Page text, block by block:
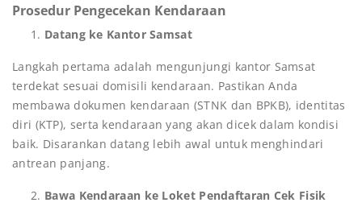
Prosedur Pengecekan Kendaraan
Datang ke Kantor Samsat
Langkah pertama adalah mengunjungi kantor Samsat
terdekat sesuai domisili kendaraan. Pastikan Anda
membawa dokumen kendaraan (STNK dan BPKB), identitas
diri (KTP), serta kendaraan yang akan dicek dalam kondisi
baik. Disarankan datang lebih awal untuk menghindari
antrean panjang.
Bawa Kendaraan ke Loket Pendaftaran Cek Fisik